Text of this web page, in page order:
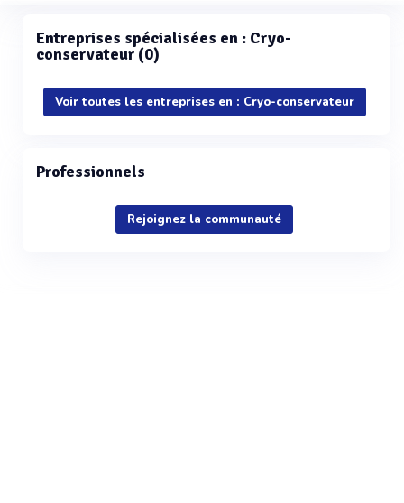
Entreprises spécialisées en : Cryo-
conservateur (0)
Voir toutes les entreprises en : Cryo-conservateur
Professionnels
Rejoignez la communauté